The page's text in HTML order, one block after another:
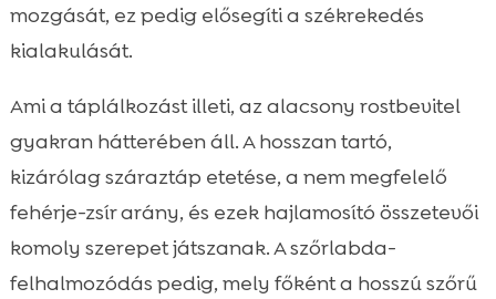
mozgását, ez pedig elősegíti a székrekedés
kialakulását.
Ami a táplálkozást illeti, az alacsony rostbevitel
gyakran hátterében áll. A hosszan tartó,
kizárólag száraztáp etetése, a nem megfelelő
fehérje-zsír arány, és ezek hajlamosító összetevői
komoly szerepet játszanak. A szőrlabda-
felhalmozódás pedig, mely főként a hosszú szőrű